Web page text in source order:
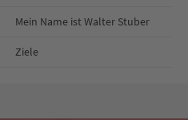
Mein Name ist Walter Stuber
Ziele